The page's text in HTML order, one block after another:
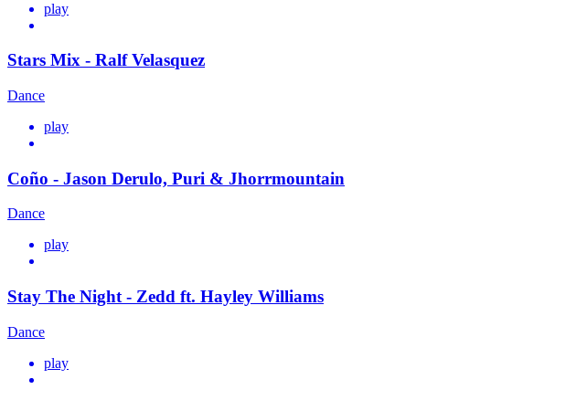
play
Stars Mix - Ralf Velasquez
Dance
play
Coño - Jason Derulo, Puri & Jhorrmountain
Dance
play
Stay The Night - Zedd ft. Hayley Williams
Dance
play